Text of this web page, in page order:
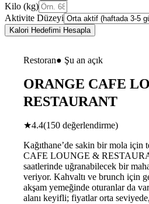
Kilo (kg)
Aktivite Düzeyi
Kalori Hedefimi Hesapla
Restoran● Şu an açık
ORANGE CAFE
RESTAURANT
★4.4(150 değerlendirme)
Kağıthane’de sakin bir mola
CAFE LOUNGE &
saatlerinde uğranabilecek bir
veriyor. Kahvaltı ve brunch için
akşam yemeğinde oturanlar da
alanı keyifli; fiyatlar orta